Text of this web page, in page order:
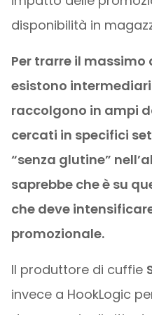
disponibilità in
Per trarre il massimo
esistono
raccolgono in ampi
cercati in specifici
“senza glutine”
saprebbe che è su
che deve
promozionale.
Il produttore di cuffie
invece a HookLogic